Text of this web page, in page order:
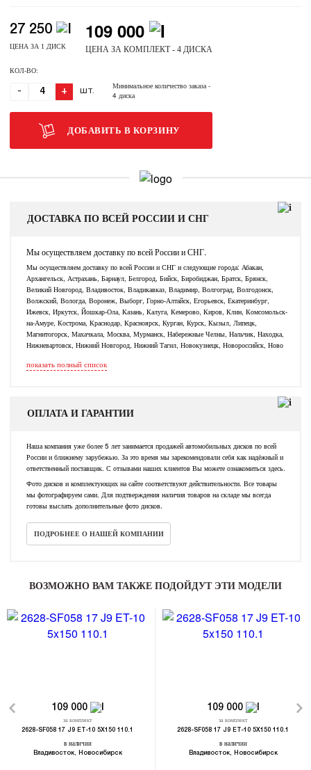
27 250
ЦЕНА ЗА 1 ДИСК
109 000
ЦЕНА ЗА КОМПЛЕКТ - 4 ДИСКА
КОЛ-ВО:
- + ШТ.
Минимальное количество заказа-
4 диска
ДОБАВИТЬ В КОРЗИНУ
ДОСТАВКА ПО ВСЕЙ РОССИИ И СНГ
Мы осуществляем доставку по всей России и СНГ.
Мы осуществляем доставку по всей России и СНГ и следующие города: Абакан,
Архангельск, Астрахань, Барнаул, Белгород, Бийск, Биробиджан, Братск, Брянск,
Великий Новгород, Владивосток, Владикавказ, Владимир, Волгоград, Волгодонск,
Волжский, Вологда, Воронеж, Выборг, Горно-Алтайск, Егорьевск, Екатеринбург,
Ижевск, Иркутск, Йошкар-Ола, Казань, Калуга, Кемерово, Киров, Клин, Комсомольск-
на-Амуре, Кострома, Краснодар, Красноярск, Курган, Курск, Кызыл, Липецк,
Магнитогорск, Махачкала, Москва, Мурманск, Набережные Челны, Нальчик, Находка,
Нижневартовск, Нижний Новгород, Нижний Тагил, Новокузнецк, Новороссийск, Ново
показать полный список
ОПЛАТА И ГАРАНТИИ
Наша компания уже более 5 лет занимается продажей автомобильных дисков по всей
России и ближнему зарубежью. За это время мы зарекомендовали себя как надёжный и
ответственный поставщик. С отзывами наших клиентов Вы можете ознакомиться здесь.
Фото дисков и комплектующих на сайте соответствуют действительности. Все товары
мы фотографируем сами. Для подтверждения наличия товаров на складе мы всегда
готовы выслать дополнительные фото дисков.
ПОДРОБНЕЕ О НАШЕЙ КОМПАНИИ
ВОЗМОЖНО ВАМ ТАКЖЕ ПОДОЙДУТ ЭТИ МОДЕЛИ
109 000
за комплект
2628-SF058 17 J9 ET-10 5X150 110.1
в наличии
Владивосток, Новосибирск
109 000
за комплект
2628-SF058 17 J9 ET-10 5X150 110.1
в наличии
Владивосток, Новосибирск